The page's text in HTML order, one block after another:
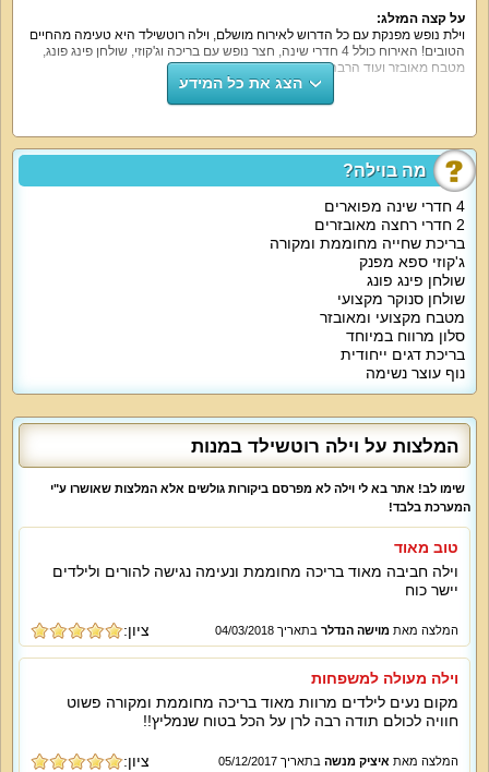
מה בוילה?
4 חדרי שינה מפוארים
2 חדרי רחצה מאובזרים
בריכת שחייה מחוממת ומקורה
ג'קוזי ספא מפנק
שולחן פינג פונג
שולחן סנוקר מקצועי
מטבח מקצועי ומאובזר
סלון מרווח במיוחד
בריכת דגים ייחודית
נוף עוצר נשימה
על קצה המזלג:
וילת נופש מפנקת עם כל הדרוש לאירוח מושלם, וילה רוטשילד היא טעימה מהחיים
הטובים! האירוח כולל 4 חדרי שינה, חצר נופש עם בריכה וג'קוזי, שולחן פינג פונג,
מטבח מאובזר ועוד הרבה יותר.
ערוצי הוט, מזגן, ארון בגדים, מיטה זוגית נוחה. העיצוב של חדרי השינה רומנטי
יוקרתי מודרני. המטבח של הוילה מאובזר ומוכן בכדי לאפשר לכם לבשל בעצמכם
חלק מהארוחות או לארח, המטבח כולל כיריים, תנור, מקרר גדול, מיקרוגל, קומקום,
יוקרתי.
אטרקציות מיוחדות בוילה :
חצר הנופש של וילה רוטשילד ממתינה לכם עם בריכה מקורה, מיטות שיזוף, ג'קוזי
כוללת גם חנייה פרטית מסודרת, אינטרנט אלחוטי, ערכת קפה ותה. אל הוילה
אפשר יהיה להזמין תוספת של ארוחות ועיסויים בתיאום ותשלום נוסף.
מיוחד לילדים:
בתיאום ניתן לקבל מיטות ילדים ומיטת תינוק.
למי זה מתאים?
תיירים מכל העולם, וועדי עובדים. הוילה מארחת גם ימי גיבוש וכיף, פגישות עסקים,
מסיבות רווקות סולידיות, כנסים, הרצאות ועוד. בתיאום נאפשר אירוח עם חיות
מחמד. אירוח דתי מסורתי מתאפשר עם בית כנסת קרוב.
הצג את כל המידע
המלצות על וילה רוטשילד במנות
שימו לב! אתר בא לי וילה לא מפרסם ביקורות גולשים אלא המלצות שאושרו ע"י
המערכת בלבד!
טוב מאוד
וילה חביבה מאוד בריכה מחוממת ונעימה נגישה להורים ולילדים
יישר כוח
המלצה מאת מוישה הנדלר בתאריך 04/03/2018 ציון:
וילה מעולה למשפחות
מקום נעים לילדים מרוות מאוד בריכה מחוממת ומקורה פשוט
חוויה לכולם תודה רבה לרן על הכל בטוח שנמליץ!!
המלצה מאת איציק מנשה בתאריך 05/12/2017 ציון: